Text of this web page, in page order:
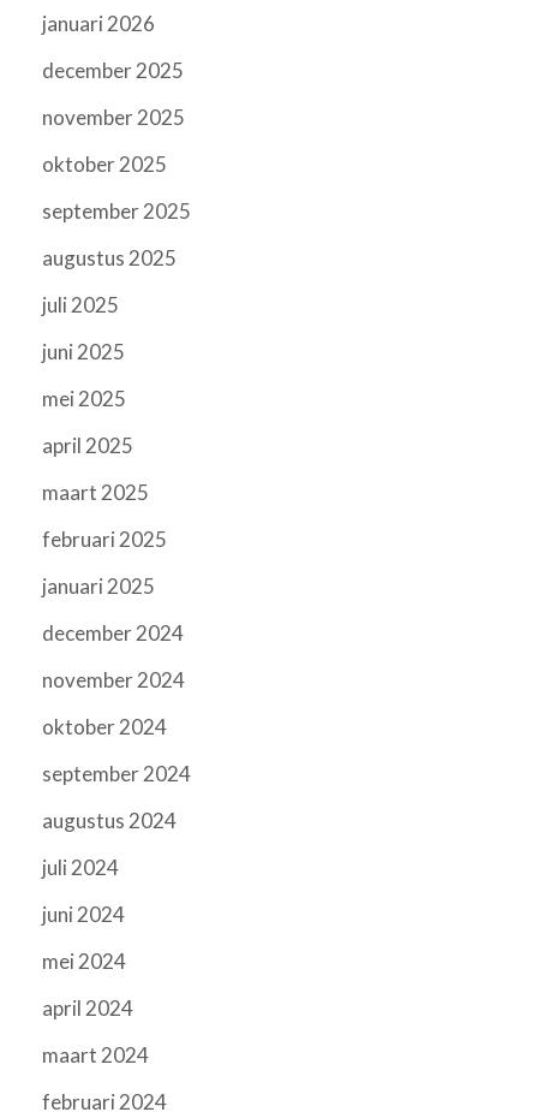
januari 2026
december 2025
november 2025
oktober 2025
september 2025
augustus 2025
juli 2025
juni 2025
mei 2025
april 2025
maart 2025
februari 2025
januari 2025
december 2024
november 2024
oktober 2024
september 2024
augustus 2024
juli 2024
juni 2024
mei 2024
april 2024
maart 2024
februari 2024